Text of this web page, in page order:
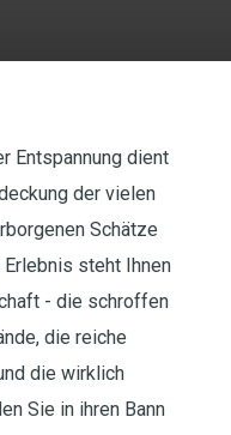
Entspannung dient
der vielen
Schätze
steht Ihnen
- die schroffen
die reiche
die wirklich
Sie in ihren Bann